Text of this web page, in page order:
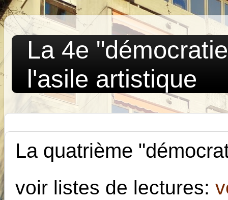
La 4e
l'asile artistique
La quatrième
voir listes de lectures: